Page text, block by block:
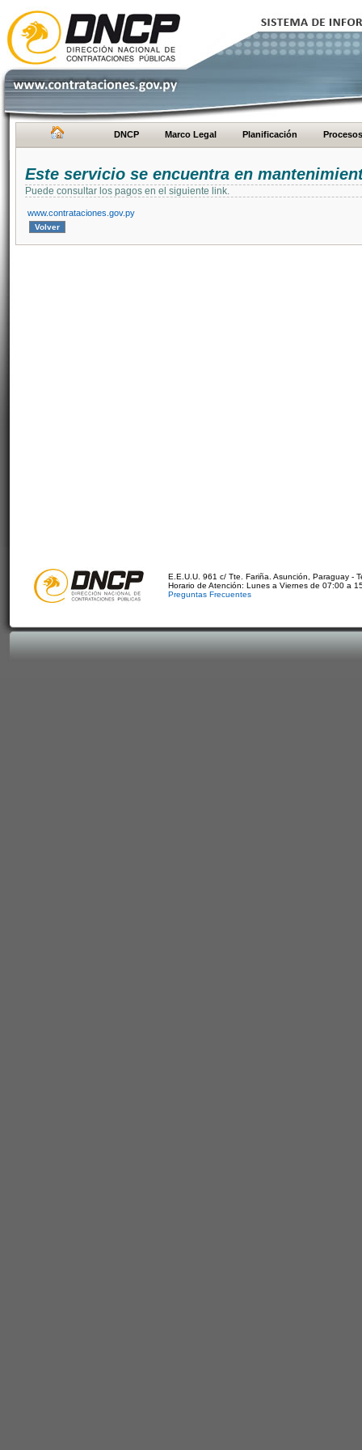
DNCP Marco Legal Planificación Procesos
Este servicio se encuentra en
Puede consultar los pagos en el siguiente link.
www.contrataciones.gov.py
E.E.U.U. 961 c/ Tte. Fariña. Asunción, Paraguay -
Horario de Atención: Lunes a Viernes de 07:00 a
Preguntas Frecuentes